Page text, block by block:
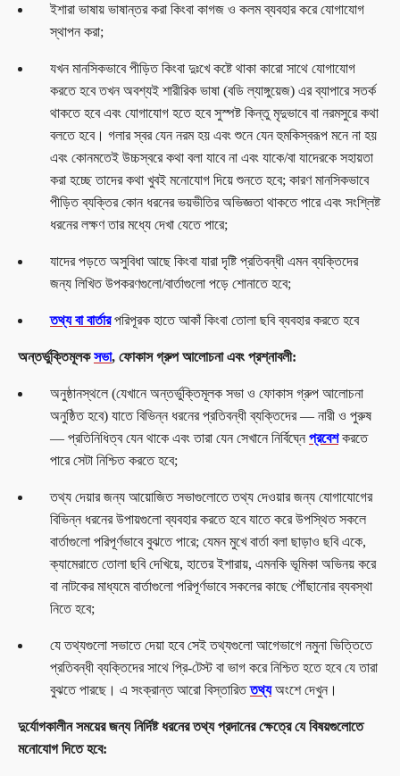
ইশারা ভাষায় ভাষান্তর করা কিংবা কাগজ ও কলম ব্যবহার করে যোগাযোগ
স্থাপন করা;
যখন মানসিকভাবে পীড়িত কিংবা দুঃখে কষ্টে থাকা কারো সাথে যোগাযোগ
করতে হবে তখন অবশ্যই শারীরিক ভাষা (বডি ল্যাঙ্গুয়েজ) এর ব্যাপারে সতর্ক
থাকতে হবে এবং যোগাযোগ হতে হবে সুস্পষ্ট কিন্তু মৃদুভাবে বা নরমসুরে কথা
বলতে হবে। গলার স্বর যেন নরম হয় এবং শুনে যেন হুমকিস্বরূপ মনে না হয়
এবং কোনমতেই উচ্চস্বরে কথা বলা যাবে না এবং যাকে/বা যাদেরকে সহায়তা
করা হচ্ছে তাদের কথা খুবই মনোযোগ দিয়ে শুনতে হবে; কারণ মানসিকভাবে
পীড়িত ব্যক্তির কোন ধরনের ভয়ভীতির অভিজ্ঞতা থাকতে পারে এবং সংশ্লিষ্ট
ধরনের লক্ষণ তার মধ্যে দেখা যেতে পারে;
যাদের পড়তে অসুবিধা আছে কিংবা যারা দৃষ্টি প্রতিবন্ধী এমন ব্যক্তিদের
জন্য লিখিত উপকরণগুলো/বার্তাগুলো পড়ে শোনাতে হবে;
তথ্য বা বার্তার পরিপূরক হাতে আকাঁ কিংবা তোলা ছবি ব্যবহার করতে হবে
অন্তর্ভুক্তিমূলক সভা, ফোকাস গ্রুপ আলোচনা এবং প্রশ্নাবলী:
অনুষ্ঠানস্থলে (যেখানে অন্তর্ভুক্তিমূলক সভা ও ফোকাস গ্রুপ আলোচনা
অনুষ্ঠিত হবে) যাতে বিভিন্ন ধরনের প্রতিবন্ধী ব্যক্তিদের — নারী ও পুরুষ
— প্রতিনিধিত্ব যেন থাকে এবং তারা যেন সেখানে নির্বিঘ্নে প্রবেশ করতে
পারে সেটা নিশ্চিত করতে হবে;
তথ্য দেয়ার জন্য আয়োজিত সভাগুলোতে তথ্য দেওয়ার জন্য যোগাযোগের
বিভিন্ন ধরনের উপায়গুলো ব্যবহার করতে হবে যাতে করে উপস্থিত সকলে
বার্তাগুলো পরিপূর্ণভাবে বুঝতে পারে; যেমন মুখে বার্তা বলা ছাড়াও ছবি একে,
ক্যামেরাতে তোলা ছবি দেখিয়ে, হাতের ইশারায়, এমনকি ভূমিকা অভিনয় করে
বা নাটকের মাধ্যমে বার্তাগুলো পরিপূর্ণভাবে সকলের কাছে পৌঁছানোর ব্যবস্থা
নিতে হবে;
যে তথ্যগুলো সভাতে দেয়া হবে সেই তথ্যগুলো আগেভাগে নমুনা ভিত্তিতে
প্রতিবন্ধী ব্যক্তিদের সাথে প্রি-টেস্ট বা ভাগ করে নিশ্চিত হতে হবে যে তারা
বুঝতে পারছে। এ সংক্রান্ত আরো বিস্তারিততথ্য অংশে দেখুন।
দুর্যোগকালীন সময়ের জন্য নির্দিষ্ট ধরনের তথ্য প্রদানের ক্ষেত্রে যে বিষয়গুলোতে
মনোযোগ দিতে হবে: